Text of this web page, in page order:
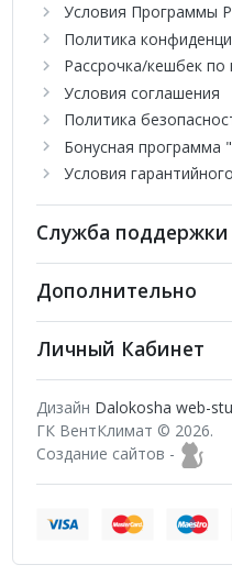
Условия Программы
Политика
Рассрочка/кешбек по
Условия соглашения
Политика
Бонусная программа
Условия
Служба поддержки
Дополнительно
Личный Кабинет
Дизайн Dalokosha web-
ГК ВентКлимат © 2026.
Создание сайтов -